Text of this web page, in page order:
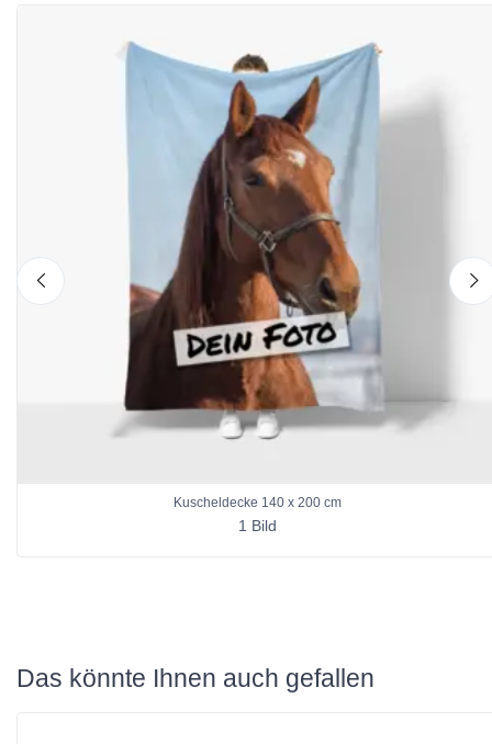
Kuscheldecke 140 x 200 cm
1 Bild
Das könnte Ihnen auch gefallen